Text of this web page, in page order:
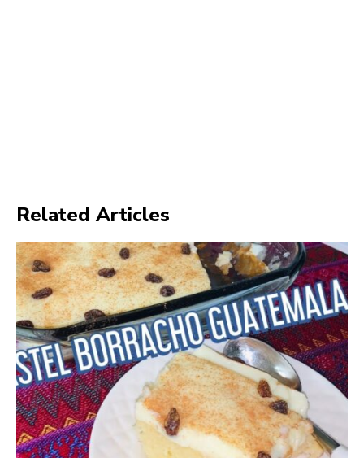
Related Articles